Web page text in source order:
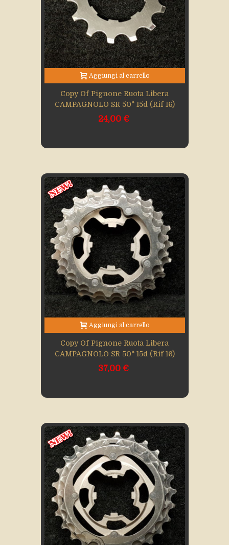
Aggiungi al carrello
Copy Of Pignone Ruota Libera
CAMPAGNOLO SR 50" 15d (Rif 16)
24,00 €
Aggiungi al carrello
Copy Of Pignone Ruota Libera
CAMPAGNOLO SR 50" 15d (Rif 16)
37,00 €